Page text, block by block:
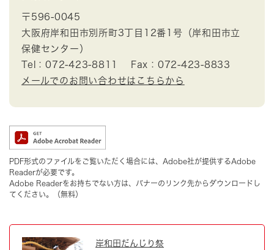
〒596-0045
大阪府岸和田市別所町3丁目12番1号（岸和田市立
保健センター）
Tel：072-423-8811
Fax：072-423-8833
メールでのお問い合わせはこちらから
PDF形式のファイルをご覧いただく場合には、Adobe社が提供するAdobe
Readerが必要です。
Adobe Readerをお持ちでない方は、バナーのリンク先からダウンロードし
てください。（無料）
岸和田だんじり祭